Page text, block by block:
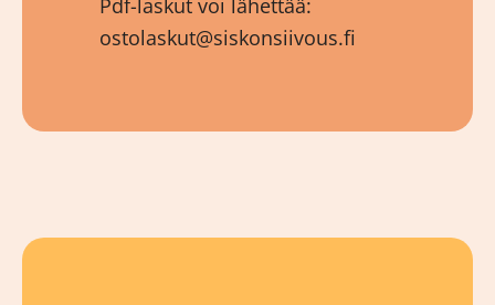
ostolaskut@siskonsiivous.fi